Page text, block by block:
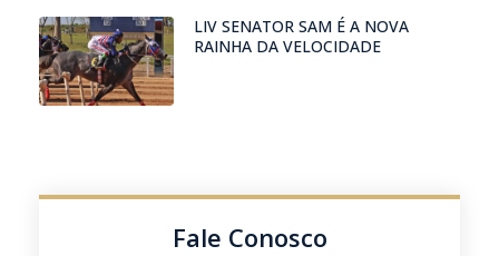
LIV SENATOR SAM É A NOVA
RAINHA DA VELOCIDADE
Fale Conosco